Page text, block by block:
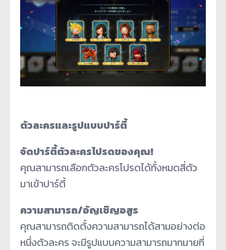
ตัวละครและรูปแบบปาร์ตี้
จัดปาร์ตี้ตัวละครโปรดของคุณ!
คุณสามารถเลือกตัวละครโปรดได้ทั้งหมดสี่ตัว
มาเข้าปาร์ตี้
ความสามารถ/อัญเชิญอสูร
คุณสามารถติดตั้งความสามารถได้สามอย่างต่อ
หนึ่งตัวละคร จะมีรูปแบบความสามารถมากมายที่